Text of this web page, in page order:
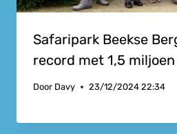
Safaripark Beekse
record met 1,5
Door Davy 23/12/2024 22:34